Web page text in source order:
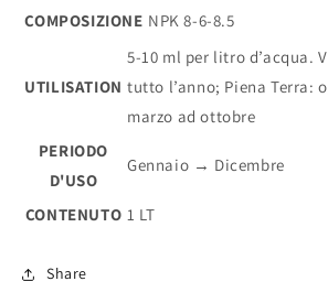
COMPOSIZIONE NPK 8-6-8.5
UTILISATION
5-10 ml per litro d’acqua.
tutto l’anno; Piena Terra:
marzo ad ottobre
PERIODO
D'USO
Gennaio → Dicembre
CONTENUTO 1 LT
Share